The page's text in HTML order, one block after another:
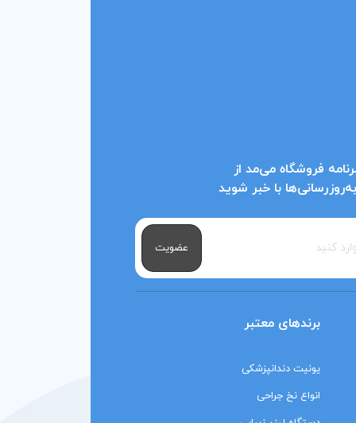
فروشگاه می‌مد از
با خبر شوید
عضویت
برندهای معتبر
یونیت دندانپزشکی
انواع نخ جراحی